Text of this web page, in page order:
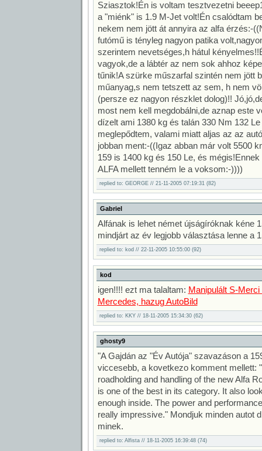
Sziasztok!Én is voltam tesztvezetni
a "miénk" is 1.9 M-Jet volt!Én csalódtam
nekem nem jött át annyira az alfa érzés:-
futómű is tényleg nagyon patika
szerintem nevetséges,h hátul
vagyok,de a lábtér az nem sok ahhoz
tűnik!A szürke műszarfal szintén nem jött
műanyag,s nem tetszett az sem, h nem
(persze ez nagyon részklet dolog)!!
most nem kell megdobálni,de aznap este
dízelt ami 1380 kg és talán 330 Nm 132
meglepődtem, valami miatt aljas az az
jobban ment:-((Igaz abban már volt 5500
159 is 1400 kg és 150 Le, és
ALFA mellett tenném le a voksom:-))))
replied to: GEORGE // 21-11-2005 07:19:31 (82)
Gabriel
Alfának is lehet német újságíróknak kéne
mindjárt az év legjobb választása lenne a
replied to: kod // 22-11-2005 10:55:00 (92)
kod
igen!!!! ezt ma talaltam: Manipulált S-
Mercedes, hazug AutoBild
replied to: KKY // 18-11-2005 15:34:30 (62)
ghosty9
"A Gajdán az "Év Autója" szavazáson a
viccesebb, a kovetkezo komment mellett:
roadholding and handling of the new Alfa
is one of the best in its category. It also
enough inside. The power and
really impressive." Mondjuk minden autot
minek.
replied to: Alfista // 18-11-2005 16:39:48 (74)